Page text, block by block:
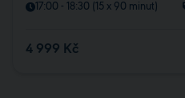
17:00 - 18:30 (15 x 90 minut)
4 999 Kč